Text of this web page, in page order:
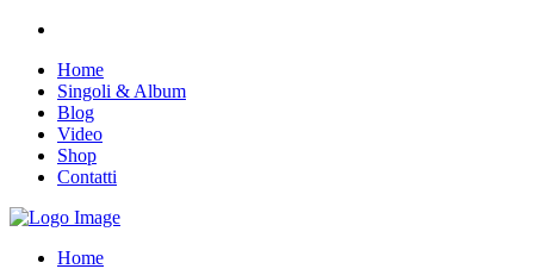
Home
Singoli & Album
Blog
Video
Shop
Contatti
Home